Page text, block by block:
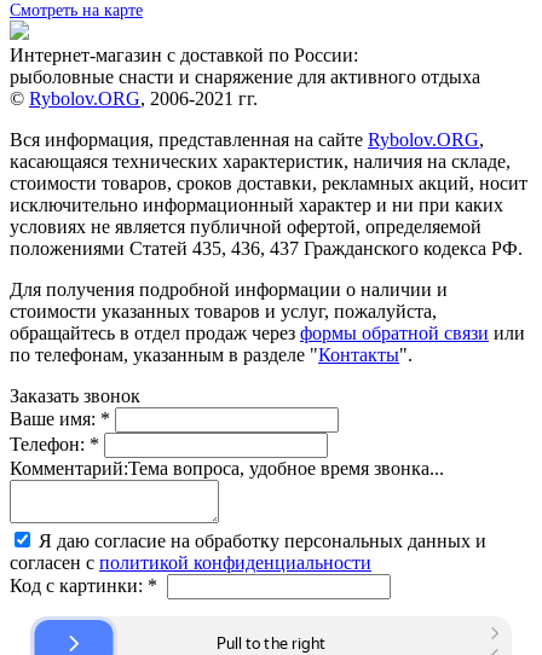
Смотреть на карте
Интернет-магазин с доставкой по России:
рыболовные снасти и снаряжение для активного отдыха
© Rybolov.ORG, 2006-2021 гг.
Вся информация, представленная на сайте Rybolov.ORG,
касающаяся технических характеристик, наличия на складе,
стоимости товаров, сроков доставки, рекламных акций, носит
исключительно информационный характер и ни при каких
условиях не является публичной офертой, определяемой
положениями Статей 435, 436, 437 Гражданского кодекса РФ.
Для получения подробной информации о наличии и
стоимости указанных товаров и услуг, пожалуйста,
обращайтесь в отдел продаж через формы обратной связи или
по телефонам, указанным в разделе "Контакты".
Заказать звонок
Ваше имя: *
Телефон: *
Комментарий:Тема вопроса, удобное время звонка...
Я даю согласие на обработку персональных данных и
согласен с политикой конфиденциальности
Код с картинки: *